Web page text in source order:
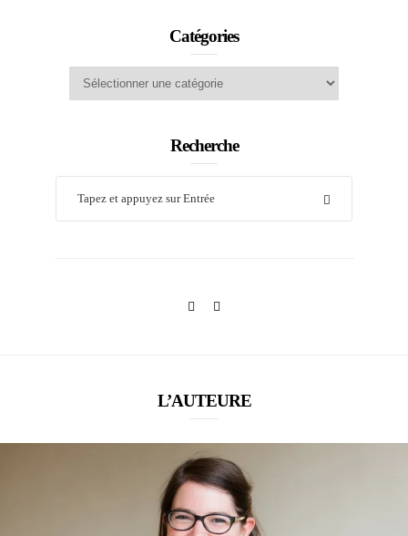
Catégories
Catégories
Recherche
L’AUTEURE